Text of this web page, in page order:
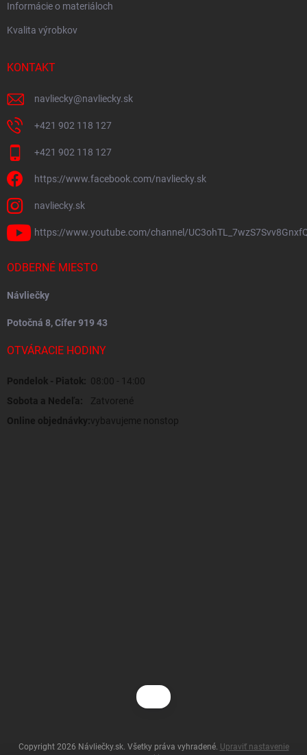
Informácie o materiáloch
Kvalita výrobkov
KONTAKT
navliecky@navliecky.sk
+421 902 118 127
+421 902 118 127
https://www.facebook.com/navliecky.sk
navliecky.sk
https://www.youtube.com/channel/
ODBERNÉ MIESTO
Návliečky
Potočná 8, Cífer 919 43
OTVÁRACIE HODINY
Pondelok - Piatok: 08:00 - 14:00
Sobota a Nedeľa:
Zatvorené
Online objednávky:vybavujeme nonstop
Copyright 2026 Návliečky.sk. Všetky práva vyhradené. Upraviť nastavenie